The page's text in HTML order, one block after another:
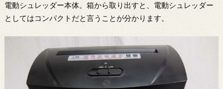
電動シュレッダー本体。箱から取り出すと、電動シュレッダー
としてはコンパクトだと言うことが分かります。